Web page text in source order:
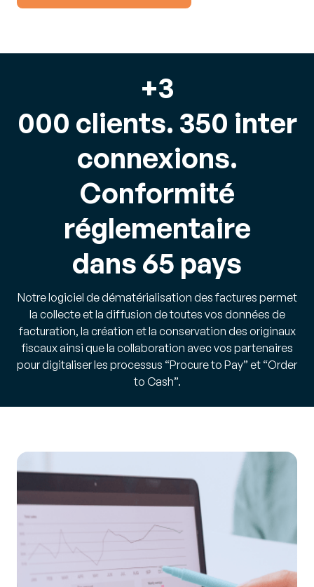
+3
000 clients. 350 inter
connexions.
Conformité
réglementaire
dans 65 pays
Notre logiciel de dématérialisation des factures permet
la collecte et la diffusion de toutes vos données de
facturation, la création et la conservation des originaux
fiscaux ainsi que la collaboration avec vos partenaires
pour digitaliser les processus “Procure to Pay” et “Order
to Cash”.